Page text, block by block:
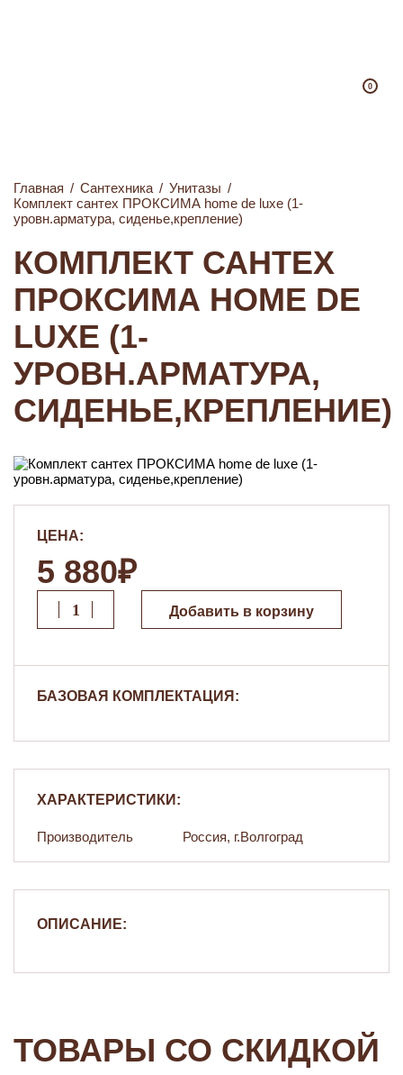
0
Главная / Сантехника / Унитазы /
Комплект сантех ПРОКСИМА home de luxe (1-
уровн.арматура, сиденье,крепление)
КОМПЛЕКТ САНТЕХ
ПРОКСИМА HOME DE
LUXE (1-
УРОВН.АРМАТУРА,
СИДЕНЬЕ,КРЕПЛЕНИЕ)
ЦЕНА:
5 880₽
Добавить в корзину
БАЗОВАЯ КОМПЛЕКТАЦИЯ:
ХАРАКТЕРИСТИКИ:
Производитель Россия, г.Волгоград
ОПИСАНИЕ:
ТОВАРЫ СО СКИДКОЙ